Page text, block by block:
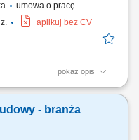
umowa o pracę
aplikuj bez CV
pokaż opis
kanalizacyjnych;
technicznej; Obsługa
nad terminowością i
- branża